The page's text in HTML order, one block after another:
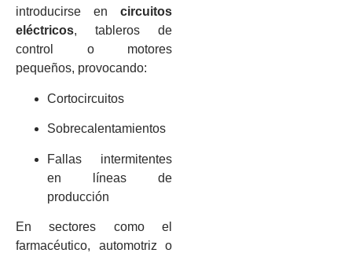
introducirse encircuitos
eléctricos, tableros de
control o motores
pequeños, provocando:
Cortocircuitos
Sobrecalentamientos
Fallas intermitentes
en líneas de
producción
En sectores como el
farmacéutico, automotriz o